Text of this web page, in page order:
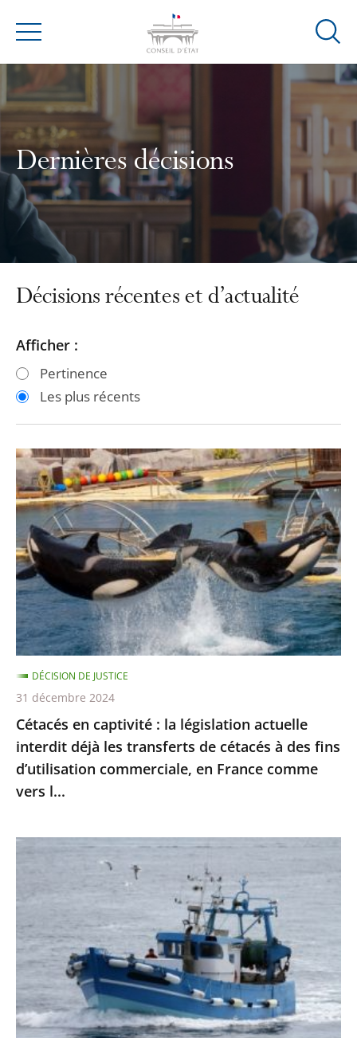
Menu
Ouvrir
Dernières décisions
Décisions récentes et d’actualité
Passer
les
filtres
après
Passer
les
filtres
avant
Afficher :
Pertinence
Les plus récents
Cétacés
en
captivité
la
législation
actuelle
interdit
déjà
les
transferts
de
cétacés
à
des
fins
commerciale,
en
comme
vers
l...
Cétacés en captivité : la législation actuelle
interdit déjà les transferts de cétacés à des fins
d’utilisation commerciale, en France comme
vers l...
DÉCISION DE JUSTICE
31 décembre 2024
Protection
des
dauphins
des
marsouins
le
Conseil